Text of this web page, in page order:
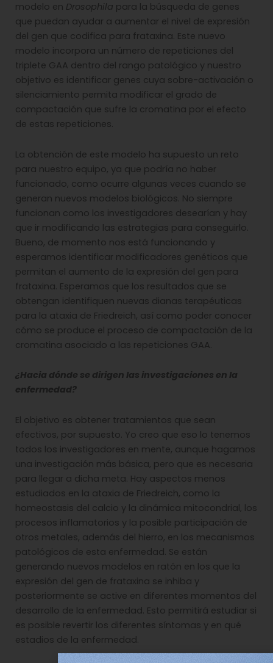
modelo en Drosophila para la búsqueda de genes
que puedan ayudar a aumentar el nivel de expresión
del gen que codifica para frataxina. Este nuevo
modelo incorpora un número de repeticiones del
triplete GAA dentro del rango patológico y nuestro
objetivo es identificar genes cuya sobre-activación o
silenciamiento permita modificar el grado de
compactación que sufre la cromatina por el efecto
de estas repeticiones.
La obtención de este modelo ha supuesto un reto
para nuestro equipo, ya que podría no haber
funcionado, como ocurre algunas veces cuando se
generan nuevos modelos biológicos. No siempre
funcionan como los investigadores desearían y hay
que ir modificando las estrategias para conseguirlo.
Bueno, de momento nos está funcionando y
esperamos identificar modificadores genéticos que
permitan el aumento de la expresión del gen para
frataxina. Esperamos que los resultados que se
obtengan identifiquen nuevas dianas terapéuticas
para la ataxia de Friedreich, así como poder conocer
cómo se produce el proceso de compactación de la
cromatina asociado a las repeticiones GAA.
¿Hacia dónde se dirigen las investigaciones en la
enfermedad?
El objetivo es obtener tratamientos que sean
efectivos, por supuesto. Yo creo que eso lo tenemos
todos los investigadores en mente, aunque hagamos
una investigación más básica, pero que es necesaria
para llegar a dicha meta. Hay aspectos menos
estudiados en la ataxia de Friedreich, como la
homeostasis del calcio y la dinámica mitocondrial, los
procesos inflamatorios y la posible participación de
otros metales, además del hierro, en los mecanismos
patológicos de esta enfermedad. Se están
generando nuevos modelos en ratón en los que la
expresión del gen de frataxina se inhiba y
posteriormente se active en diferentes momentos del
desarrollo de la enfermedad. Esto permitirá estudiar si
es posible revertir los diferentes síntomas y en qué
estadios de la enfermedad.